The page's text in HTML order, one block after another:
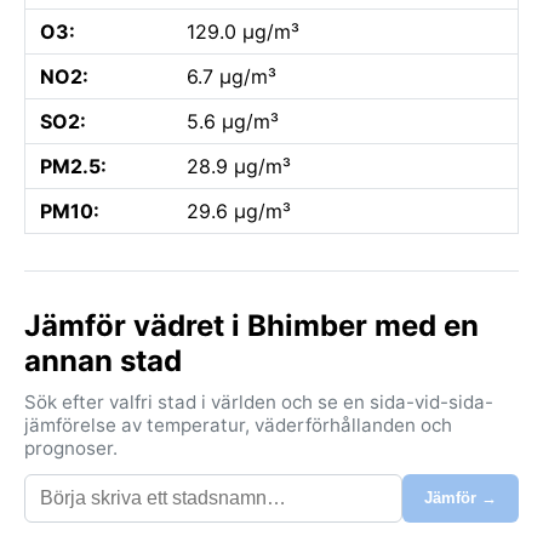
O3:
129.0 µg/m³
NO2:
6.7 µg/m³
SO2:
5.6 µg/m³
PM2.5:
28.9 µg/m³
PM10:
29.6 µg/m³
Jämför vädret i Bhimber med en
annan stad
Sök efter valfri stad i världen och se en sida-vid-sida-
jämförelse av temperatur, väderförhållanden och
prognoser.
Jämför →